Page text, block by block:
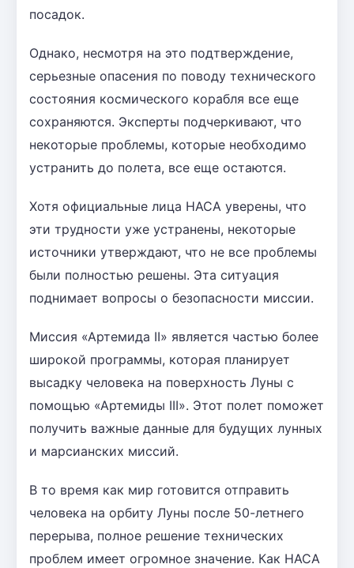
посадок.
Однако, несмотря на это подтверждение,
серьезные опасения по поводу технического
состояния космического корабля все еще
сохраняются. Эксперты подчеркивают, что
некоторые проблемы, которые необходимо
устранить до полета, все еще остаются.
Хотя официальные лица НАСА уверены, что
эти трудности уже устранены, некоторые
источники утверждают, что не все проблемы
были полностью решены. Эта ситуация
поднимает вопросы о безопасности миссии.
Миссия «Артемида II» является частью более
широкой программы, которая планирует
высадку человека на поверхность Луны с
помощью «Артемиды III». Этот полет поможет
получить важные данные для будущих лунных
и марсианских миссий.
В то время как мир готовится отправить
человека на орбиту Луны после 50-летнего
перерыва, полное решение технических
проблем имеет огромное значение. Как НАСА